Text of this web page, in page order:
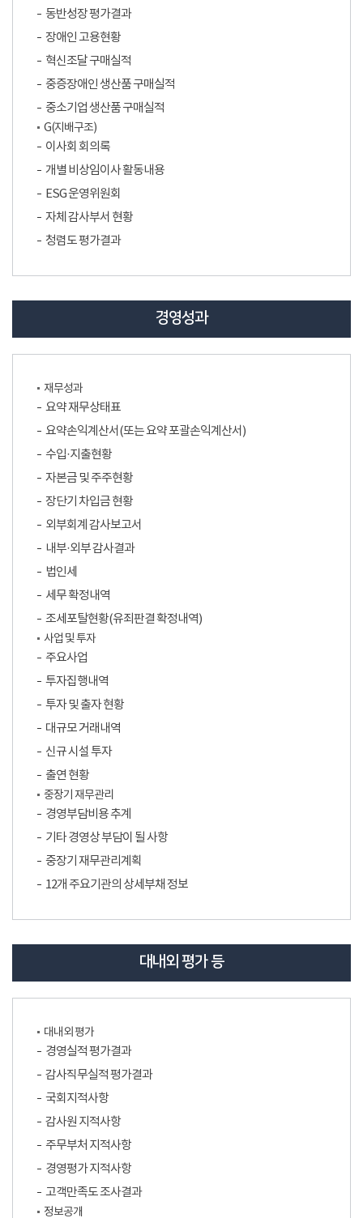
동반성장 평가결과
장애인 고용현황
혁신조달 구매실적
중증장애인 생산품 구매실적
중소기업 생산품 구매실적
G(지배구조)
이사회 회의록
개별 비상임이사 활동내용
ESG 운영위원회
자체 감사부서 현황
청렴도 평가결과
경영성과
재무성과
요약 재무상태표
요약손익계산서(또는 요약 포괄손익계산서)
수입·지출현황
자본금 및 주주현황
장단기 차입금 현황
외부회계 감사보고서
내부·외부 감사결과
법인세
세무 확정내역
조세포탈현황(유죄판결 확정내역)
사업 및 투자
주요사업
투자집행내역
투자 및 출자 현황
대규모 거래내역
신규 시설 투자
출연 현황
중장기 재무관리
경영부담비용 추계
기타 경영상 부담이 될 사항
중장기 재무관리계획
12개 주요기관의 상세부채 정보
대내외 평가 등
대내외 평가
경영실적 평가결과
감사직무실적 평가결과
국회지적사항
감사원 지적사항
주무부처 지적사항
경영평가 지적사항
고객만족도 조사결과
정보공개